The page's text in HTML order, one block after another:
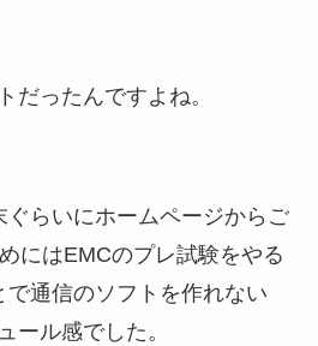
だったんですよね。
ぐらいにホームページからご
にはEMCのプレ試験をやる
通信のソフトを作れない
ール感でした。